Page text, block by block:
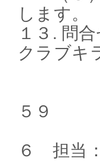
します。
１３. 問
クラブキ
（町
９９
５９
TEL/
６ 担当